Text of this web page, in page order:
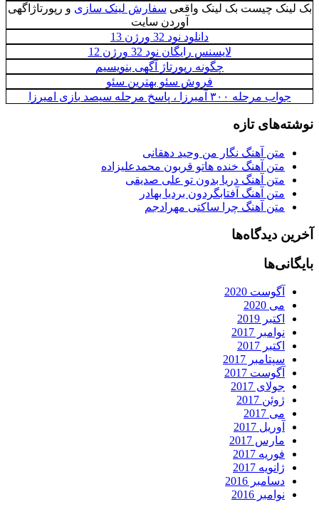
بک لینک چیست بک لینک واقعی سفارش لینک سازی و رپورتاژاگهی
آوردن سایت
دانلود نود 32 ورژن 13
لایسنس رایگان نود 32 ورژن 12
چگونه رپورتاژ آگهی بنویسیم
فروش سئو بهترین سئو
جواب مرحله ۳۰۰ آمیرزا ، پاسخ مرحله سیصد بازی امیرزا
نوشته‌های تازه
متن آهنگ نگار من وحید دهقانی
متن آهنگ خنده هاتو قربون محمدعلیزاده
متن آهنگ دریا بدون تو علی صدیقی
متن آهنگ آفتابگردون بردیا بهادر
متن آهنگ چرا ساکتی مهرادجم
آخرین دیدگاه‌ها
بایگانی‌ها
آگوست 2020
می 2020
اکتبر 2019
نوامبر 2017
اکتبر 2017
سپتامبر 2017
آگوست 2017
جولای 2017
ژوئن 2017
می 2017
آوریل 2017
مارس 2017
فوریه 2017
ژانویه 2017
دسامبر 2016
نوامبر 2016